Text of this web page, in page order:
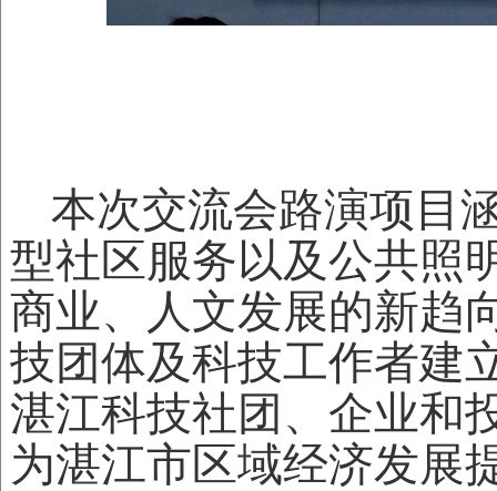
本次交流会路演项目
型社区服务以及公共照
商业、人文发展的新趋
技团体及科技工作者建
湛江科技社团 、企业和
为湛江市 区域经济发展